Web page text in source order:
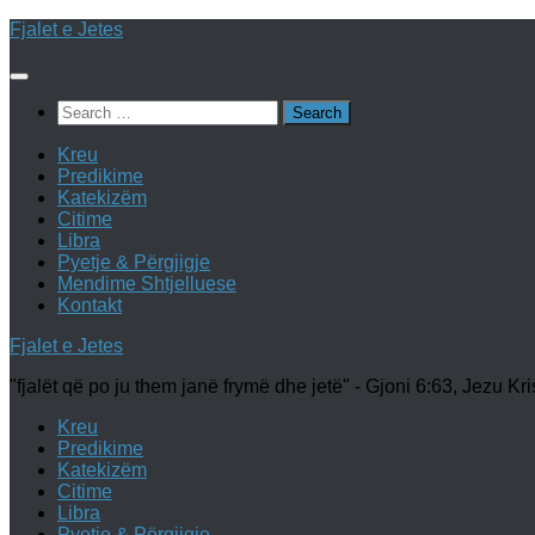
Skip
content
Fjalet e Jetes
Search
for:
Kreu
Predikime
Katekizëm
Citime
Libra
Pyetje & Përgjigje
Mendime Shtjelluese
Kontakt
Fjalet e Jetes
"fjalët që po ju them janë frymë dhe jetë" - Gjoni 6:63, Jezu
Kreu
Predikime
Katekizëm
Citime
Libra